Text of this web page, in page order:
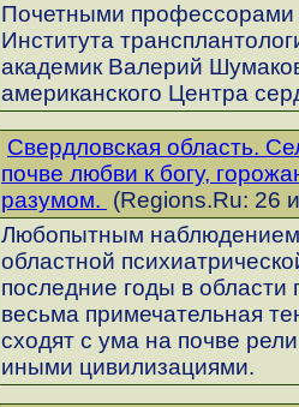
Почетными
Института
академик Валерий
американского Центра
Свердловская область.
почве любви к богу,
разумом. (Regions.Ru: 26
Любопытным
областной
последние годы в области
весьма примечательная
сходят с ума на почве
иными цивилизациями.